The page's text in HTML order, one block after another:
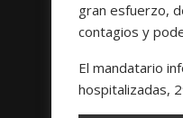
gran esfuerzo,
contagios y
El mandatario
hospitalizadas,